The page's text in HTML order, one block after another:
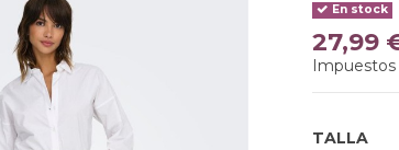
En stock
27,99
Impuestos
TALLA